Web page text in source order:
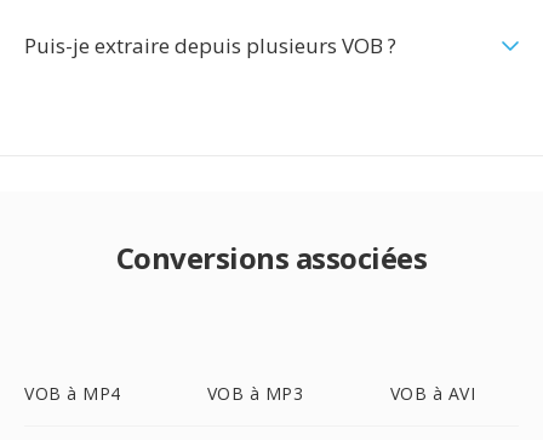
Puis-je extraire depuis plusieurs VOB ?
Conversions associées
VOB à MP4 VOB à MP3 VOB à AVI